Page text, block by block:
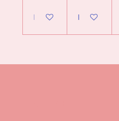
In winkelwagenIn